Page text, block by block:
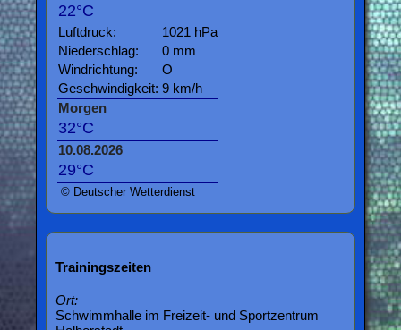
22°C
Luftdruck:
1021 hPa
Niederschlag:
0 mm
Windrichtung:
O
Geschwindigkeit: 9 km/h
Morgen
32°C
10.08.2026
29°C
© Deutscher Wetterdienst
Trainingszeiten
Ort:
Schwimmhalle im Freizeit- und Sportzentrum